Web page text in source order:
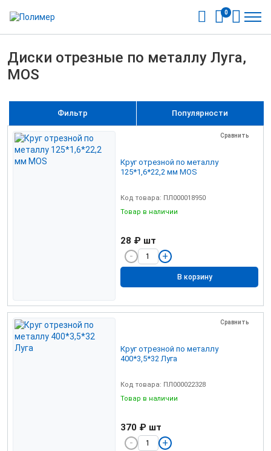
0
Диски отрезные по металлу Луга,
MOS
Популярности
Фильтр
Сравнить
Круг отрезной по металлу
125*1,6*22,2 мм MOS
Код товара: ПЛ000018950
Товар в наличии
28 ₽ шт
В корзину
Сравнить
Круг отрезной по металлу
400*3,5*32 Луга
Код товара: ПЛ000022328
Товар в наличии
370 ₽ шт